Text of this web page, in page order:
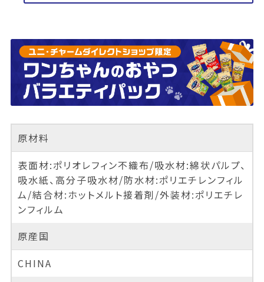
原材料
表面材:ポリオレフィン不織布/吸水材:綿状パルプ、
吸水紙、高分子吸水材/防水材:ポリエチレンフィル
ム/結合材:ホットメルト接着剤/外装材:ポリエチレ
ンフィルム
原産国
CHINA